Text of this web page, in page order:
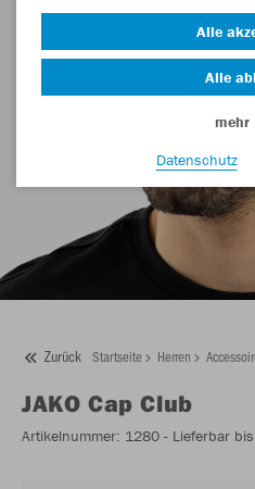
Zurück Startseite Herren
JAKO Cap Club
Artikelnummer: 1280 - Lieferbar
Alle
Alle
mehr
Datenschutz